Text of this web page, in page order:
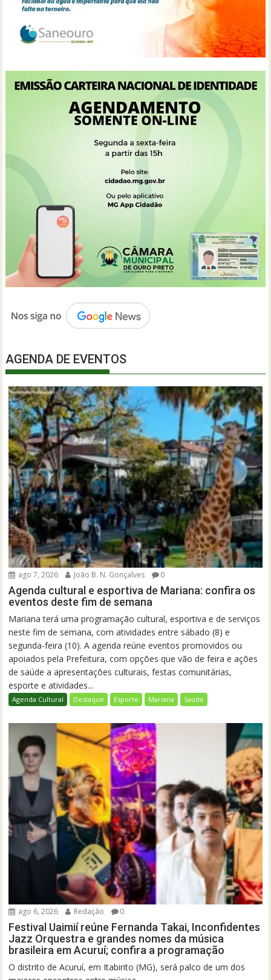
AGENDA DE EVENTOS
ago 7, 2026 João B. N. Gonçalves 0
Agenda cultural e esportiva de Mariana: confira os
eventos deste fim de semana
Mariana terá uma programação cultural, esportiva e de serviços
neste fim de semana, com atividades entre sábado (8) e
segunda-feira (10). A agenda reúne eventos promovidos ou
apoiados pela Prefeitura, com opções que vão de feira e ações
de saúde a apresentações culturais, festas comunitárias,
esporte e atividades...
Agenda Cultural Destaque Esporte Mariana Saúde
ago 6, 2026 Redação 0
Festival Uaimií reúne Fernanda Takai, Inconfidentes
Jazz Orquestra e grandes nomes da música
brasileira em Acuruí; confira a programação
O distrito de Acuruí, em Itabirito (MG), será palco de um dos